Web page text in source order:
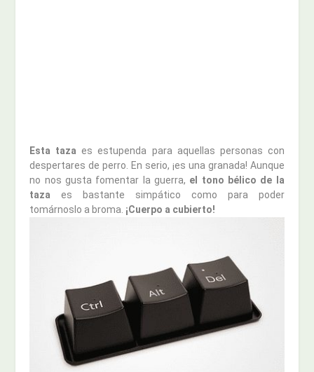
Esta taza es estupenda para aquellas personas con
despertares de perro. En serio, ¡es una granada! Aunque
no nos gusta fomentar la guerra, el tono bélico de la
taza es bastante simpático como para poder
tomárnoslo a broma. ¡Cuerpo a cubierto!